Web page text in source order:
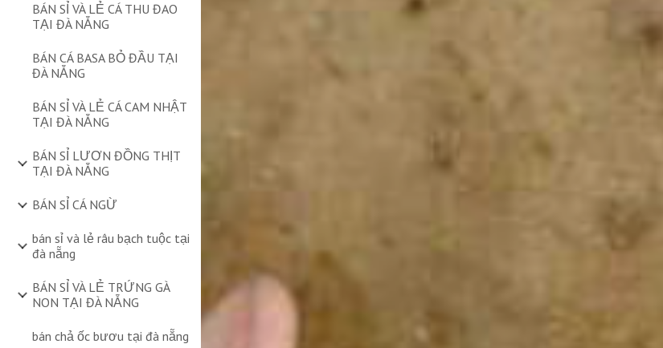
BÁN SỈ VÀ LẺ CÁ THU ĐAO
TẠI ĐÀ NẴNG
BÁN CÁ BASA BỎ ĐẦU TẠI
ĐÀ NẴNG
BÁN SỈ VÀ LẺ CÁ CAM NHẬT
TẠI ĐÀ NẴNG
BÁN SỈ LƯƠN ĐỒNG THỊT
TẠI ĐÀ NẴNG
BÁN SỈ CÁ NGỪ
bán sỉ và lẻ râu bạch tuộc tại
đà nẵng
BÁN SỈ VÀ LẺ TRỨNG GÀ
NON TẠI ĐÀ NẴNG
bán chả ốc bươu tại đà nẵng